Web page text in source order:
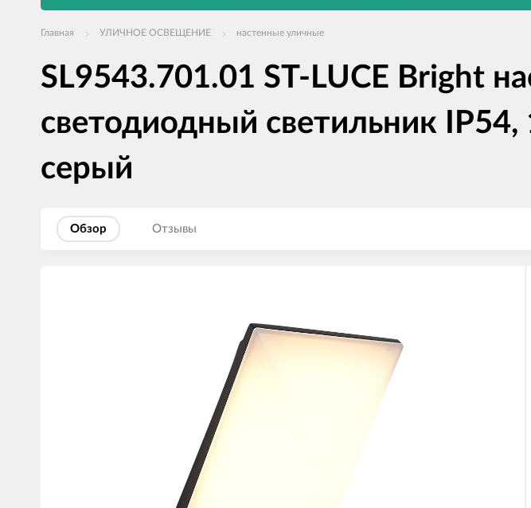
Главная УЛИЧНОЕ ОСВЕЩЕНИЕ настенные уличные
SL9543.701.01 ST-LUCE Bright
светодиодный светильник
серый
Обзор Отзывы